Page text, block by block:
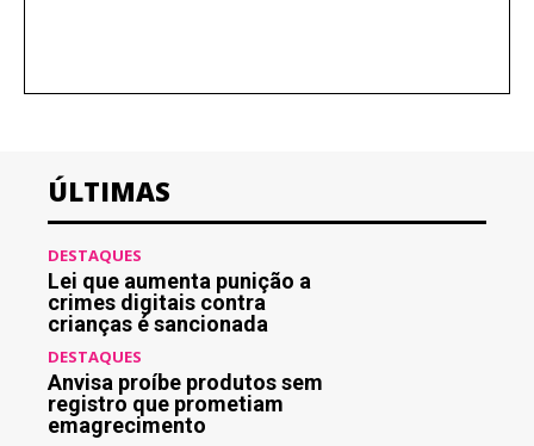
ÚLTIMAS
DESTAQUES
Lei que aumenta punição a
crimes digitais contra
crianças é sancionada
DESTAQUES
Anvisa proíbe produtos sem
registro que prometiam
emagrecimento